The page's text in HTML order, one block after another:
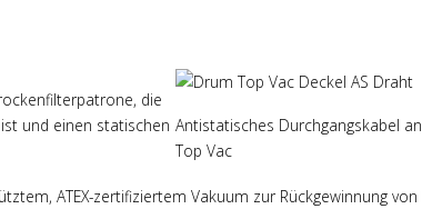
die
und einen statischen Antistatisches Durchgangskabel
Top Vac
ATEX-zertifiziertem Vakuum zur Rückgewinnung